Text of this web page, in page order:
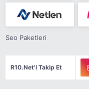
Seo Paketleri
R10.Net'i Takip Et